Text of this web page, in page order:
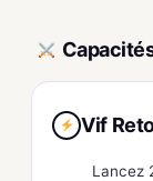
Vif
Lancez